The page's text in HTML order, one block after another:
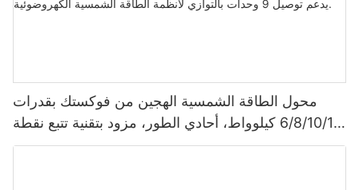
محول الطاقة الشمسية الهجين من فوكستك بقدرات
6/8/10/12 كيلوواط، أحادي الطور، مزود بتقنية تتبع نقطة
الطاقة القصوى (MPPT)، يدعم توصيل 9 وحدات بالتوازي